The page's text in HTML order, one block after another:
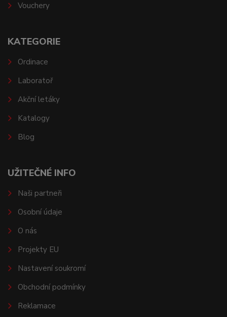
Vouchery
KATEGORIE
Ordinace
Laboratoř
Akční letáky
Katalogy
Blog
UŽITEČNÉ INFO
Naši partneři
Osobní údaje
O nás
Projekty EU
Nastavení soukromí
Obchodní podmínky
Reklamace